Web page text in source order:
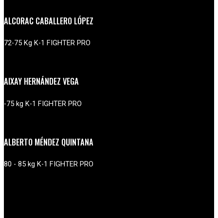
ALCORAC CABALLERO LÓPEZ
72-75 Kg K-1 FIGHTER PRO
AIXAY HERNÁNDEZ VEGA
-75 kg K-1 FIGHTER PRO
ALBERTO MÉNDEZ QUINTANA
80 - 85 kg K-1 FIGHTER PRO